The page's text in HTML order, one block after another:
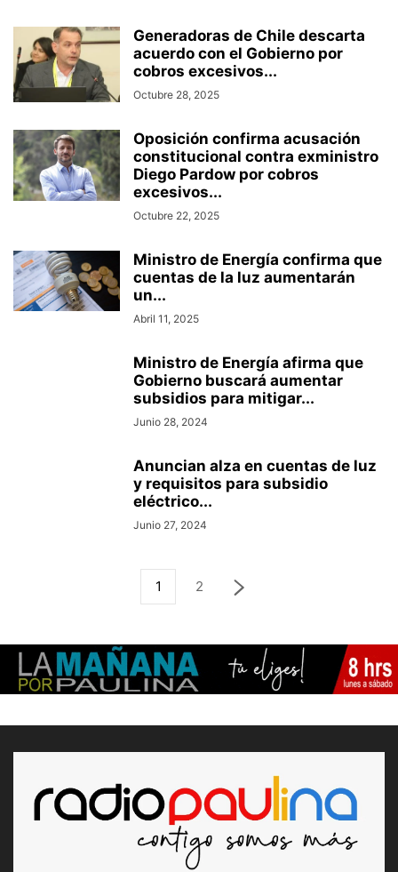
Generadoras de Chile descarta
acuerdo con el Gobierno por
cobros excesivos...
Octubre 28, 2025
Oposición confirma acusación
constitucional contra exministro
Diego Pardow por cobros
excesivos...
Octubre 22, 2025
Ministro de Energía confirma que
cuentas de la luz aumentarán
un...
Abril 11, 2025
Ministro de Energía afirma que
Gobierno buscará aumentar
subsidios para mitigar...
Junio 28, 2024
Anuncian alza en cuentas de luz
y requisitos para subsidio
eléctrico...
Junio 27, 2024
1 2